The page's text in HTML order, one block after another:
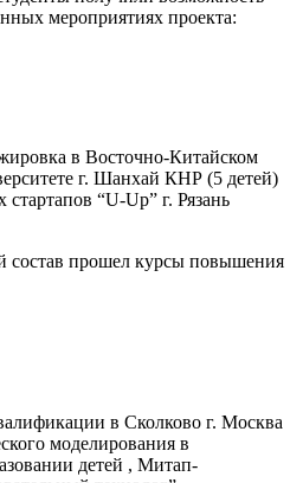
мероприятиях проекта:
в Восточно-Китайском
г. Шанхай КНР (5 детей)
“U-Up” г. Рязань
состав прошел курсы повышения
в Сколково г. Москва
моделирования в
детей , Митап-